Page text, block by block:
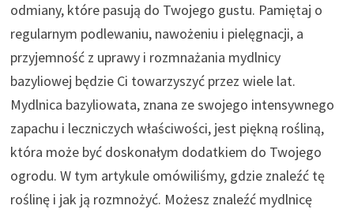
odmiany, które pasują do Twojego gustu. Pamiętaj o
regularnym podlewaniu, nawożeniu i pielęgnacji, a
przyjemność z uprawy i rozmnażania mydlnicy
bazyliowej będzie Ci towarzyszyć przez wiele lat.
Mydlnica bazyliowata, znana ze swojego intensywnego
zapachu i leczniczych właściwości, jest piękną rośliną,
która może być doskonałym dodatkiem do Twojego
ogrodu. W tym artykule omówiliśmy, gdzie znaleźć tę
roślinę i jak ją rozmnożyć. Możesz znaleźć mydlnicę